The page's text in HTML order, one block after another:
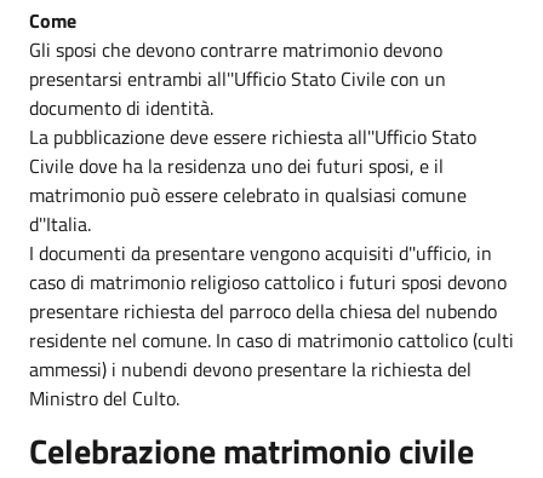
Come
Gli sposi che devono contrarre matrimonio devono
presentarsi entrambi all''Ufficio Stato Civile con un
documento di identità.
La pubblicazione deve essere richiesta all''Ufficio Stato
Civile dove ha la residenza uno dei futuri sposi, e il
matrimonio può essere celebrato in qualsiasi comune
d''Italia.
I documenti da presentare vengono acquisiti d''ufficio, in
caso di matrimonio religioso cattolico i futuri sposi devono
presentare richiesta del parroco della chiesa del nubendo
residente nel comune. In caso di matrimonio cattolico (culti
ammessi) i nubendi devono presentare la richiesta del
Ministro del Culto.
Celebrazione matrimonio civile